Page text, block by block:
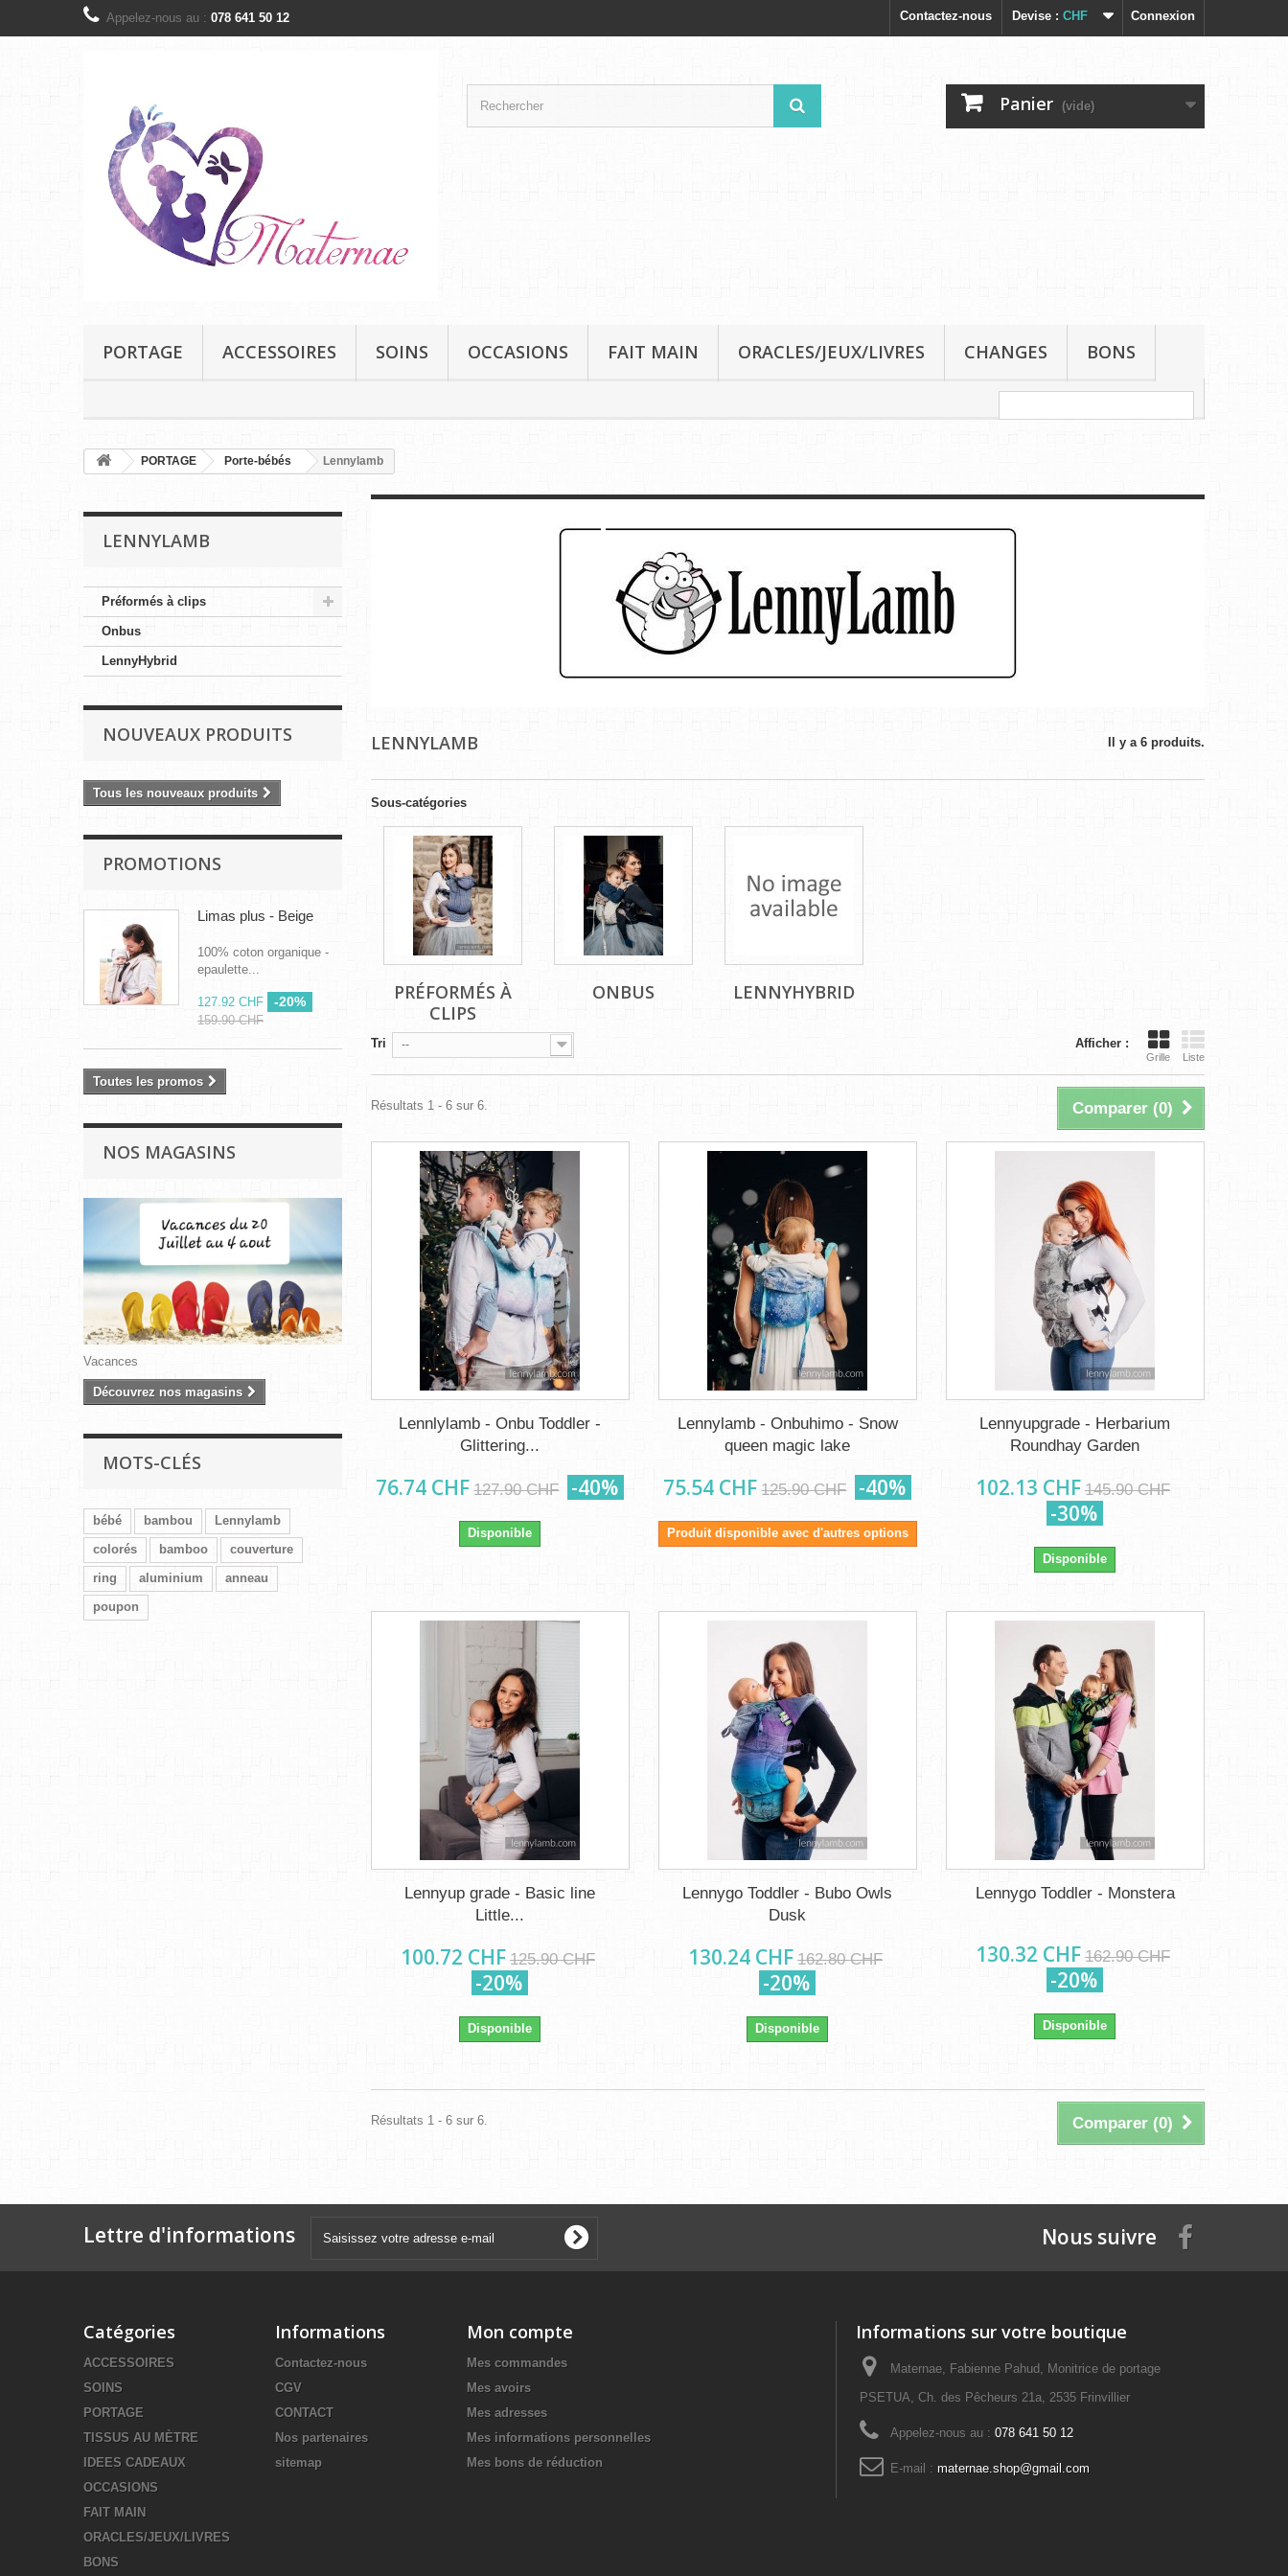
Connexion
Devise : CHF
Contactez-nous
Appelez-nous au : 078 641 50 12
Panier (vide)
PORTAGE ACCESSOIRES SOINS OCCASIONS FAIT MAIN ORACLES/JEUX/LIVRES CHANGES BONS
PORTAGE Porte-bébés Lennylamb
LENNYLAMB
Préformés à clips
Onbus
LennyHybrid
NOUVEAUX PRODUITS
Tous les nouveaux produits
PROMOTIONS
Limas plus - Beige
100% coton organique -
epaulette...
127.92 CHF -20%
159.90 CHF
Toutes les promos
NOS MAGASINS
Vacances
Découvrez nos magasins
MOTS-CLÉS
bébé bambou
Lennylamb
colorés
bamboo
couverture
ring
aluminium
anneau
poupon
Lennylamb
LENNYLAMB Il y a 6 produits.
Sous-catégories
PRÉFORMÉS À
CLIPS
ONBUS LENNYHYBRID
Afficher :
Grille Liste
Tri --
Comparer (0)
Résultats 1 - 6 sur 6.
Lennlylamb - Onbu Toddler -
Glittering...
76.74 CHF 127.90 CHF -40%
Disponible
Lennylamb - Onbuhimo - Snow
queen magic lake
75.54 CHF 125.90 CHF -40%
Produit disponible avec d'autres options
Lennyupgrade - Herbarium
Roundhay Garden
102.13 CHF 145.90 CHF
-30%
Disponible
Lennyup grade - Basic line
Little...
100.72 CHF 125.90 CHF
-20%
Disponible
Lennygo Toddler - Bubo Owls
Dusk
130.24 CHF 162.80 CHF
-20%
Disponible
Lennygo Toddler - Monstera
130.32 CHF 162.90 CHF
-20%
Disponible
Comparer (0)
Résultats 1 - 6 sur 6.
Lettre d'informations Nous suivre
Catégories
ACCESSOIRES
SOINS
PORTAGE
TISSUS AU MÈTRE
IDEES CADEAUX
OCCASIONS
FAIT MAIN
ORACLES/JEUX/LIVRES
BONS
Informations
Contactez-nous
CGV
CONTACT
Nos partenaires
sitemap
Mon compte
Mes commandes
Mes avoirs
Mes adresses
Mes informations personnelles
Mes bons de réduction
Informations sur votre boutique
Maternae, Fabienne Pahud, Monitrice de portage
PSETUA, Ch. des Pêcheurs 21a, 2535 Frinvillier
Appelez-nous au : 078 641 50 12
E-mail : maternae.shop@gmail.com